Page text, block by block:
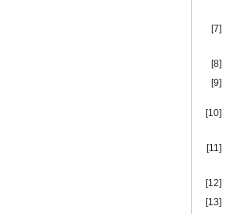
[7]
[8]
[9]
[10]
[11]
[12]
[13]